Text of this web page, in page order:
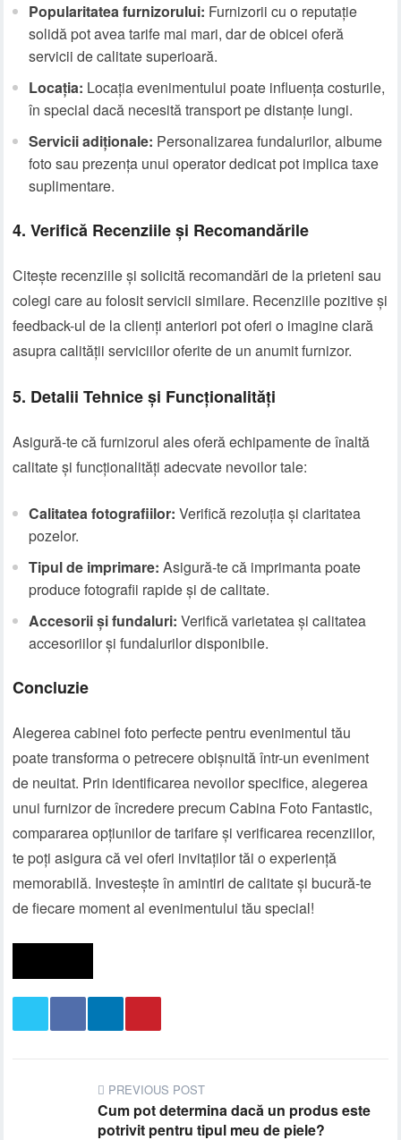
Popularitatea furnizorului: Furnizorii cu o reputație
solidă pot avea tarife mai mari, dar de obicei oferă
servicii de calitate superioară.
Locația: Locația evenimentului poate influența costurile,
în special dacă necesită transport pe distanțe lungi.
Servicii adiționale: Personalizarea fundalurilor, albume
foto sau prezența unui operator dedicat pot implica taxe
suplimentare.
4. Verifică Recenziile și Recomandările
Citește recenziile și solicită recomandări de la prieteni sau
colegi care au folosit servicii similare. Recenziile pozitive și
feedback-ul de la clienți anteriori pot oferi o imagine clară
asupra calității serviciilor oferite de un anumit furnizor.
5. Detalii Tehnice și Funcționalități
Asigură-te că furnizorul ales oferă echipamente de înaltă
calitate și funcționalități adecvate nevoilor tale:
Calitatea fotografiilor: Verifică rezoluția și claritatea
pozelor.
Tipul de imprimare: Asigură-te că imprimanta poate
produce fotografii rapide și de calitate.
Accesorii și fundaluri: Verifică varietatea și calitatea
accesoriilor și fundalurilor disponibile.
Concluzie
Alegerea cabinei foto perfecte pentru evenimentul tău
poate transforma o petrecere obișnuită într-un eveniment
de neuitat. Prin identificarea nevoilor specifice, alegerea
unui furnizor de încredere precum Cabina Foto Fantastic,
compararea opțiunilor de tarifare și verificarea recenziilor,
te poți asigura că vei oferi invitaților tăi o experiență
memorabilă. Investește în amintiri de calitate și bucură-te
de fiecare moment al evenimentului tău special!
PREVIOUS POST
Cum pot determina dacă un produs este
potrivit pentru tipul meu de piele?